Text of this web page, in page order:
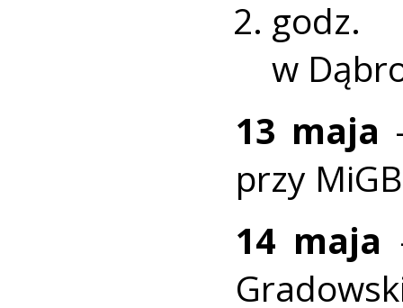
godz.
w
13 maja
przy
14 maja